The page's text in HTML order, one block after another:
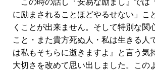
この時の話し『安易な励まし』では
に励まされることほどやるせない」こ
くことが出来ません。そして特別な関
こと・また貴方死ぬ人・私は生きる人
は私もそちらに逝きますよ』と言う気
大切さを改めて思い出しました。この